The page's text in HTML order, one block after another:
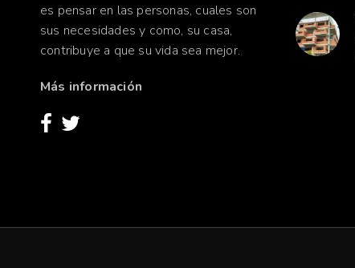
es pensar en las personas, cuales son
sus necesidades y como, su casa,
contribuye a que su vida sea mejor.
Más información